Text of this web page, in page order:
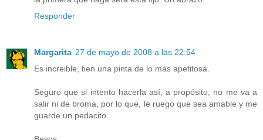
Responder
Margarita 27 de mayo de 2008 a las 22:54
Es increible, tien una pinta de lo más apetitosa.
Seguro que si intento hacerla así, a propósito, no me va a
salir ni de broma, por lo que, le ruego que sea amable y me
guarde un pedacito.